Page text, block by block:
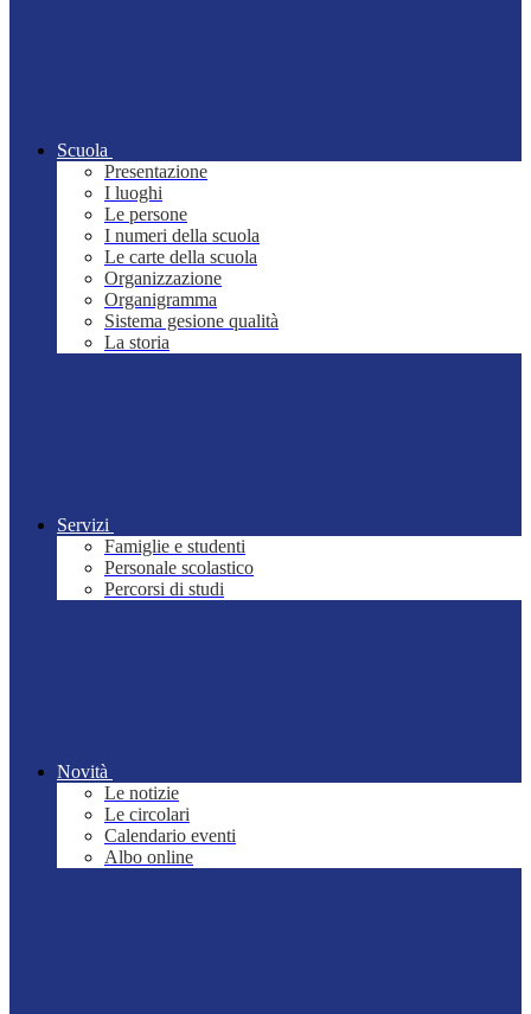
Scuola
Presentazione
I luoghi
Le persone
I numeri della scuola
Le carte della scuola
Organizzazione
Organigramma
Sistema gesione qualità
La storia
Servizi
Famiglie e studenti
Personale scolastico
Percorsi di studi
Novità
Le notizie
Le circolari
Calendario eventi
Albo online